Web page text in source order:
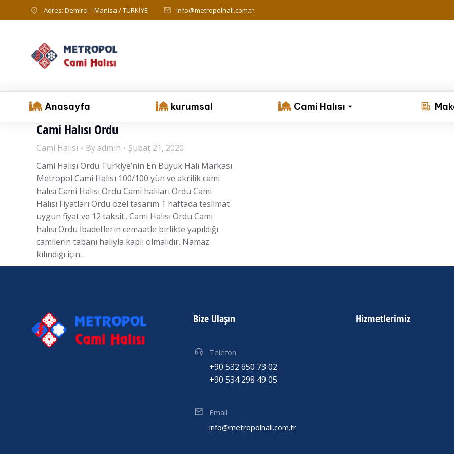
Adres: Demirci – Manisa / TÜRKİYE info@metropolhali.com.tr
Anasayfa kurumsal Cami Halısı
Cami Halısı Ordu
Cami Halısı By admin
Şubat 21, 2020
Cami Halısı Ordu Türkiye’nin En Büyük Halı Markası
Metropol Cami Halısı 100/100 yün ve akrilik cami
halısı Cami Halısı Ordu Cami halıları Ordu Cami
Halısı Fiyatları Ordu özel tasarım 1 haftada teslimat
uygun fiyat ve 12 taksit.. Cami Halısı Ordu Cami
halısı Ordu İbadetlerin cemaatle birlikte yapıldığı
camilerin tabanı halıyla kaplı olmalıdır. Namaz
kılındığı için…
Bize Ulaşın
Telefon
+90 532 650 73 02
+90 534 298 49 05
Email
info@metropolhali.com.tr
Hizmetlerimiz